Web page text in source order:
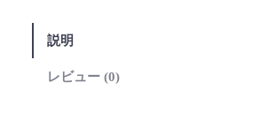
説明
レビュー (0)